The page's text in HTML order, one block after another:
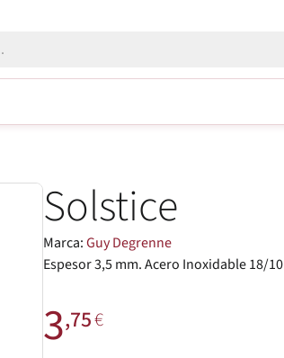
Solstice
Marca:Guy Degrenne
Espesor 3,5 mm. Acero Inoxidable 18/10
3,75€